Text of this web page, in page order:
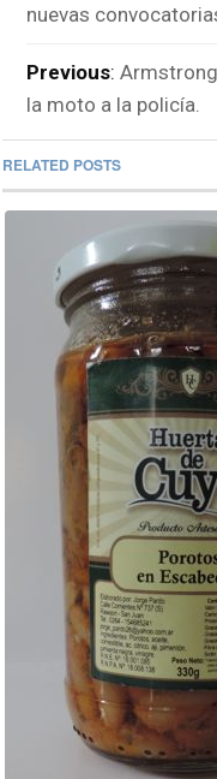
nuevas
Previous:
la moto a la policía.
RELATED POSTS